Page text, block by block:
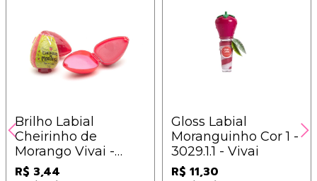
Brilho Labial
Cheirinho de
Morango Vivai -
3061.1.5
R$ 3,44
Gloss Labial
Moranguinho Cor 1 -
3029.1.1 - Vivai
R$ 11,30